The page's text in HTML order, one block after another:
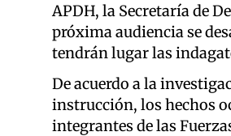
APDH, la Secretaría de
próxima audiencia se
tendrán lugar las
De acuerdo a la
instrucción, los hechos
integrantes de las